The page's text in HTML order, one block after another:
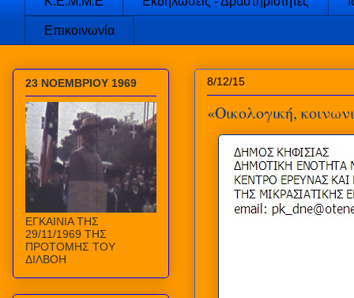
Επικοινωνία
8/12/15
«Οικολογική,
23 ΝΟΕΜΒΡΙΟΥ 1969
ΕΓΚΑΙΝΙΑ ΤΗΣ
29/11/1969 ΤΗΣ
ΠΡΟΤΟΜΗΣ ΤΟΥ
ΔΙΛΒΟΗ